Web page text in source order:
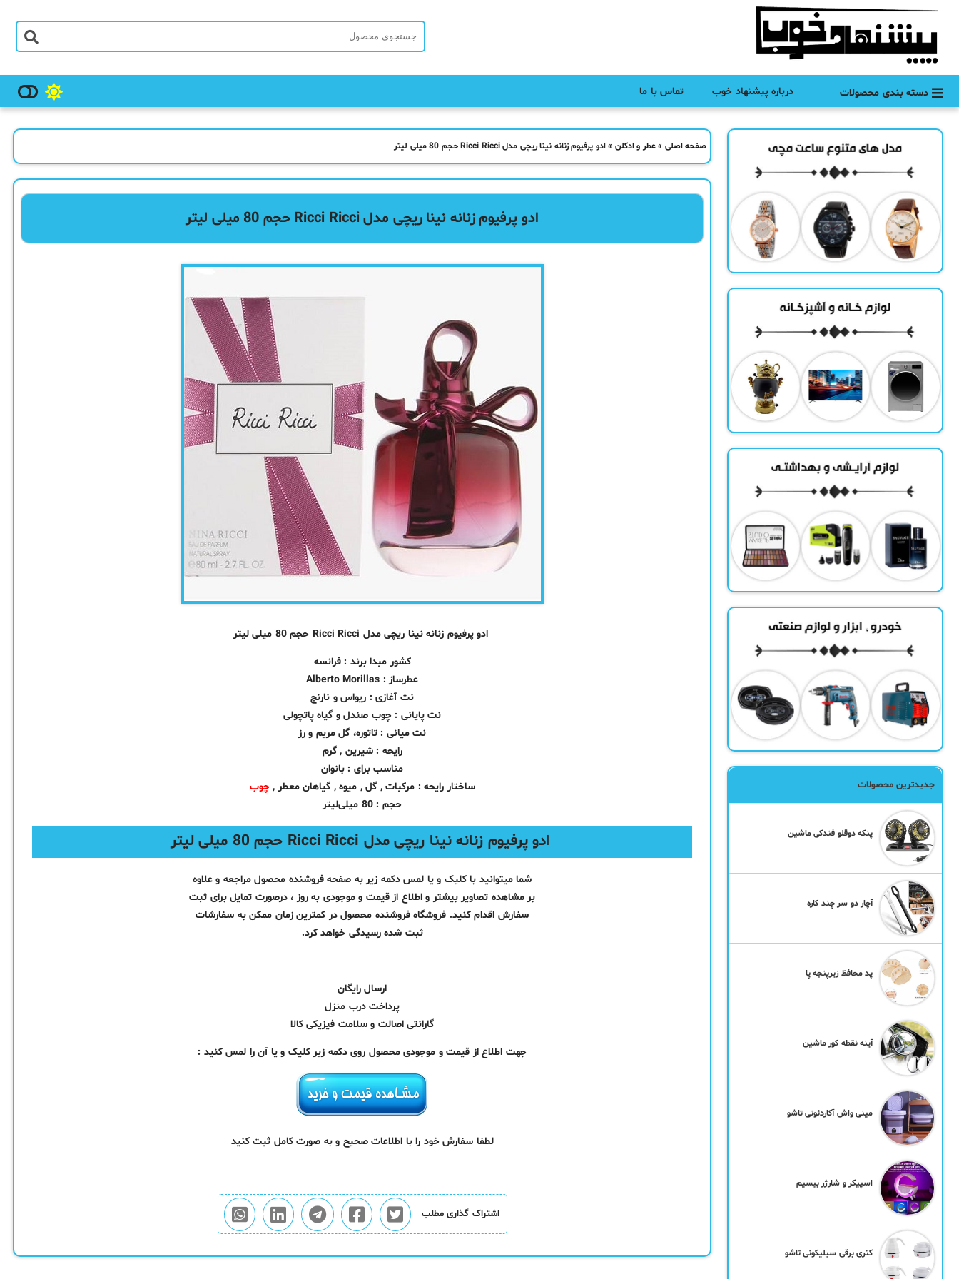
دسته بندی محصولات درباره پیشنهاد خوب تماس با ما
صفحه اصلی »عطر و ادکلن »ادو پرفیوم زنانه نینا ریچی مدل Ricci Ricci حجم 80 میلی لیتر
ادو پرفیوم زنانه نینا ریچی مدل Ricci Ricci حجم 80 میلی لیتر
ادو پرفیوم زنانه نینا ریچی مدل Ricci Ricci حجم 80 میلی لیتر
کشور مبدا برند : فرانسه
عطرساز : Alberto Morillas
نت آغازی : ریواس و نارنج
نت پایانی : چوب صندل و گیاه پاتچولی
نت میانی : تاتوره، گل مریم و رز
رایحه : شیرین , گرم
مناسب برای : بانوان
ساختار رایحه : مرکبات , گل , میوه , گیاهان معطر ,چوب
حجم : 80 میلی‌لیتر
ادو پرفیوم زنانه نینا ریچی مدل Ricci Ricci حجم 80 میلی لیتر
شما میتوانید با کلیک و یا لمس دکمه زیر به صفحه فروشنده محصول مراجعه و علاوه
بر مشاهده تصاویر بیشتر و اطلاع از قیمت و موجودی به روز ، درصورت تمایل برای ثبت
سفارش اقدام کنید. فروشگاه فروشنده محصول در کمترین زمان ممکن به سفارشات
ثبت شده رسیدگی خواهد کرد.
ارسال رایگان
پرداخت درب منزل
گارانتی اصالت و سلامت فیزیکی کالا
جهت اطلاع از قیمت و موجودی محصول روی دکمه زیر کلیک و یا آن را لمس کنید :
لطفا سفارش خود را با اطلاعات صحیح و به صورت کامل ثبت کنید
اشتراک گذاری مطلب
جدیدترین محصولات
پنکه دوقلو فندکی ماشین
آچار دو سر چند کاره
پد محافظ زیرپنجه پا
آینه نقطه کور ماشین
مینی واش آکاردئونی تاشو
اسپیکر و شارژر بیسیم
کتری برقی سیلیکونی تاشو